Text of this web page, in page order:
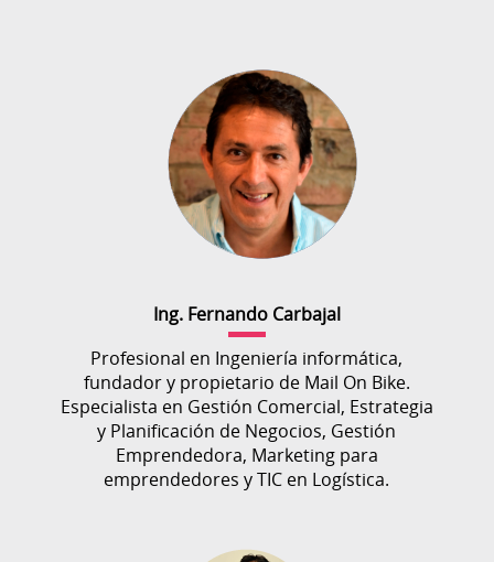
Ing. Fernando Carbajal
Profesional en Ingeniería informática,
fundador y propietario de Mail On Bike.
Especialista en Gestión Comercial, Estrategia
y Planificación de Negocios, Gestión
Emprendedora, Marketing para
emprendedores y TIC en Logística.